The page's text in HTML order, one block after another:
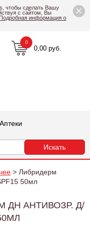
×
чтобы сделать Вашу
с сайтом, Вы
Подробная информация о
0,00 руб.
0
Аптеки
> Либридерм
50мл
ДН АНТИВОЗР. Д/